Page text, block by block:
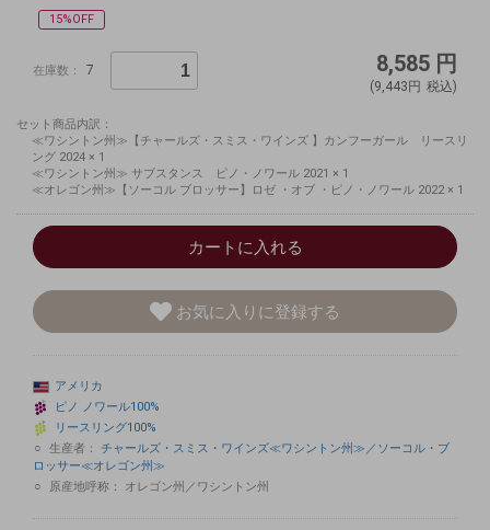
15%OFF
在庫数： 7 8,585 円
(9,443円 税込)
セット商品内訳：
≪ワシントン州≫【チャールズ・スミス・ワインズ 】カンフーガール リースリ
ング 2024 × 1
≪ワシントン州≫ サブスタンス ピノ・ノワール 2021 × 1
≪オレゴン州≫【ソーコル ブロッサー】ロゼ ・オブ ・ピノ・ノワール 2022 × 1
カートに入れる
お気に入りに登録する
アメリカ
ピノ ノワール100%
リースリング100%
生産者：
チャールズ・スミス・ワインズ≪ワシントン州≫／ソーコル・ブ
ロッサー≪オレゴン州≫
原産地呼称：
オレゴン州／ワシントン州